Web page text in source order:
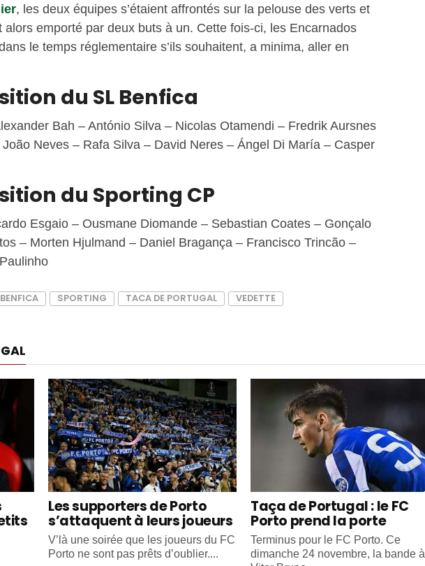
, les deux équipes s’étaient affrontés sur la pelouse des verts et
alors emporté par deux buts à un. Cette fois-ci, les Encarnados
le temps réglementaire s’ils souhaitent, a minima, aller en
du SL Benfica
Bah – António Silva – Nicolas Otamendi – Fredrik Aursnes
Neves – Rafa Silva – David Neres – Ángel Di María – Casper
du Sporting CP
Esgaio – Ousmane Diomande – Sebastian Coates – Gonçalo
– Morten Hjulmand – Daniel Bragança – Francisco Trincão –
BENFICA SPORTING TACA DE PORTUGAL VEDETTE
Les supporters de Porto
s’attaquent à leurs joueurs
V’là une soirée que les joueurs du FC
Porto ne sont pas prêts d’oublier....
Taça de Portugal : le FC
Porto prend la porte
Terminus pour le FC Porto. Ce
dimanche 24 novembre, la bande à